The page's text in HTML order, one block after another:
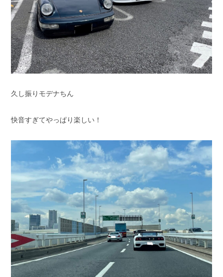
久し振りモデナちん
快音すぎてやっぱり楽しい！